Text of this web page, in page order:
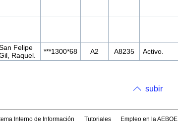
Felipe
Raquel.
***1300*68 A2 A8235 Activo.
subir
Interno de Información Tutoriales Empleo en la AEBOE